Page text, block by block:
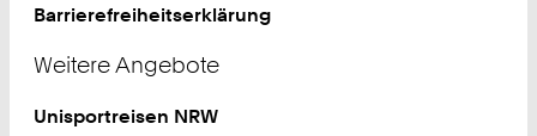
Barrierefreiheitserklärung
Weitere Angebote
Unisportreisen NRW